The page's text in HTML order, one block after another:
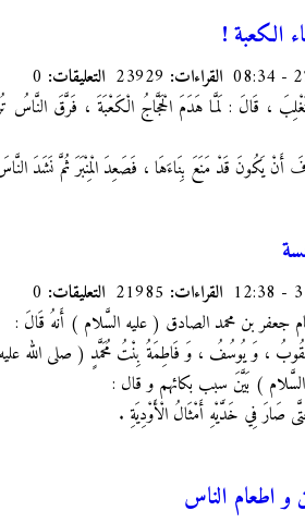
الكعبة !
القراءات: التعليقات:
، قَالَ : لَمَّا هَدَمَ الْحَجَّاجُ الْكَعْبَةَ ، فَرَّقَ النَّاسُ
أَنْ يَكُونَ قَدْ مَنَعَ بِنَاءَهَا ، فَصَعِدَ الْمِنْبَرَ ثُمَّ نَشَدَ
القراءات: التعليقات:
جعفر بن محمد الصادق ( عليه السَّلام ) أَنهُ قَالَ :
، وَ يُوسُفُ ، وَ فَاطِمَةُ بِنْتُ مُحَمَّدٍ ( صلى الله
) بَيَّنَ سبب بكائهم و قال :
صَارَ فِي خَدَّيْهِ أَمْثَالُ الْأَوْدِيَةِ .
و اطعام الناس